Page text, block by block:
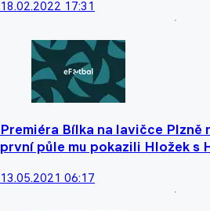
18.02.2022 17:31
Premiéra Bílka na lavičce Plzně
první půle mu pokazili Hložek s
13.05.2021 06:17